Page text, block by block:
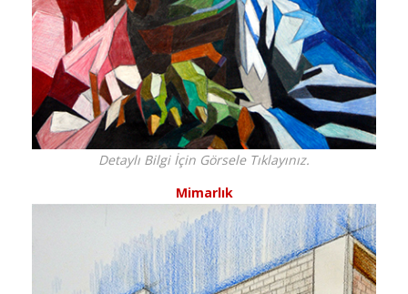
Detaylı Bilgi İçin Görsele Tıklayınız.
Mimarlık